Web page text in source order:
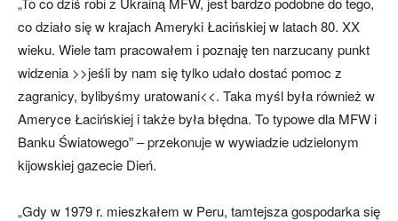
co działo się w krajach Ameryki Łacińskiej w latach 80. XX
wieku. Wiele tam pracowałem i poznaję ten narzucany punkt
widzenia >>jeśli by nam się tylko udało dostać pomoc z
zagranicy, bylibyśmy uratowani<<. Taka myśl była również w
Ameryce Łacińskiej i także była błędna. To typowe dla MFW i
Banku Światowego” – przekonuje w wywiadzie udzielonym
kijowskiej gazecie Dień.
„Gdy w 1979 r. mieszkałem w Peru, tamtejsza gospodarka się